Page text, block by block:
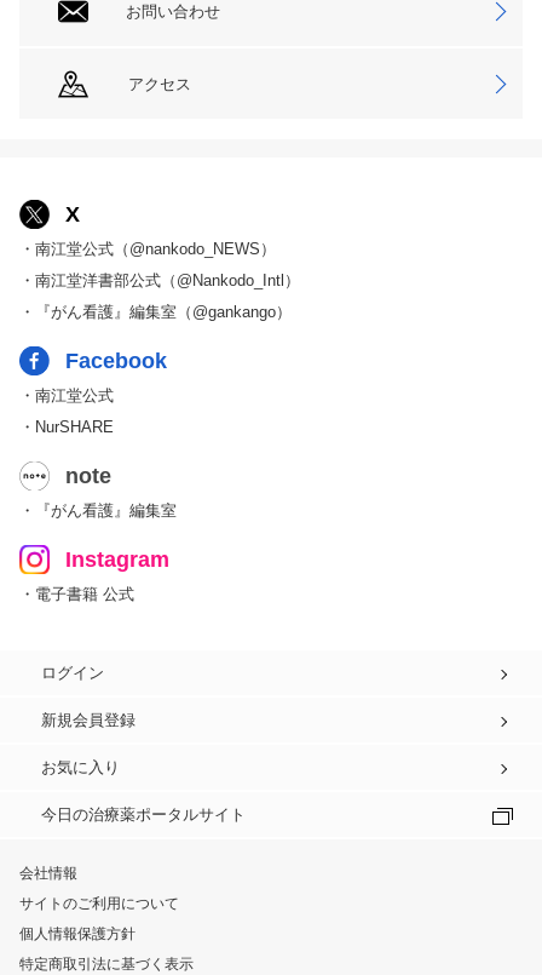
お問い合わせ
アクセス
X
・南江堂公式（@nankodo_NEWS）
・南江堂洋書部公式（@Nankodo_Intl）
・『がん看護』編集室（@gankango）
Facebook
・南江堂公式
・NurSHARE
note
・『がん看護』編集室
Instagram
・電子書籍 公式
ログイン
新規会員登録
お気に入り
今日の治療薬ポータルサイト
会社情報
サイトのご利用について
個人情報保護方針
特定商取引法に基づく表示